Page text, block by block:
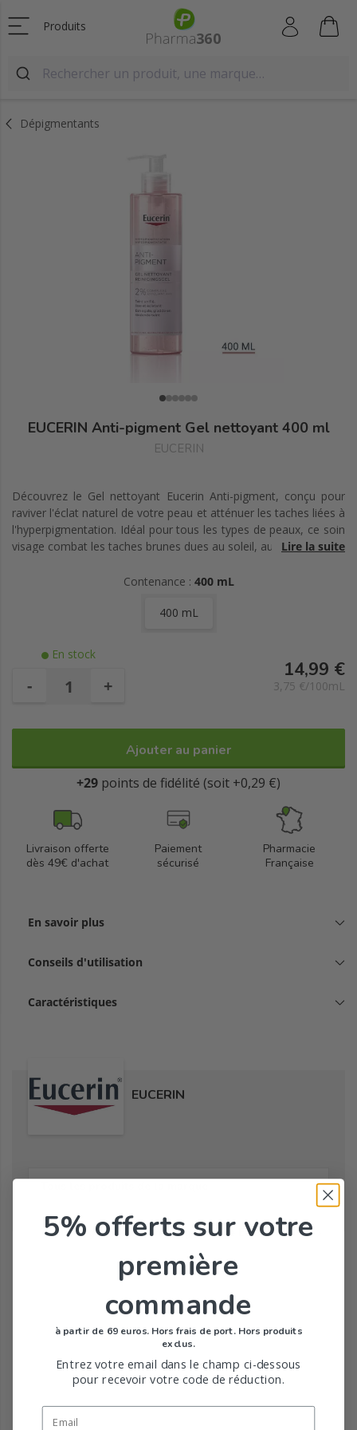
Produits
Dépigmentants
EUCERIN Anti-pigment Gel nettoyant 400 ml
EUCERIN
Découvrez le Gel nettoyant Eucerin Anti-pigment, conçu pour
raviver l'éclat naturel de votre peau et atténuer les taches liées à
l'hyperpigmentation. Idéal pour tous les types de peaux, ce soin
visage combat les taches brunes dues au soleil, au vieillissement
AHA (2%), ce gel exfolie efficacement pour lisser le teint et
glycolique. L'acide lactique complète l'action en régulant le pH et
Eucerin Anti Pigment Serum Duo, il réduit les taches brunes de
98% en une semaine seulement. Profitez d'une peau éclatante
et uniforme avec ce gel nettoyant dans un flacon pompe
pratique de 400 ml.
Lire la suite
Contenance : 400 mL
400 mL
En stock
- +
14,99 €
3,75 €/100mL
Ajouter au panier
+29 points de fidélité (soit +0,29 €)
Livraison offerte
dès 49€ d'achat
Paiement
sécurisé
Pharmacie
Française
En savoir plus
Conseils d'utilisation
Caractéristiques
EUCERIN
Toute la gamme de Anti-Pigment de EUCERIN
5% offerts sur votre
première
commande
à partir de 69 euros. Hors frais de port. Hors produits
exclus.
Entrez votre email dans le champ ci-dessous
pour recevoir votre code de réduction.